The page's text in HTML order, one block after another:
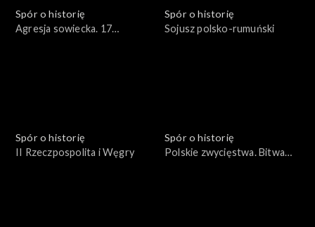
Spór o historię
Agresja sowiecka. 17
Spór o historię
Sojusz polsko-rumuński
Spór o historię
II Rzeczpospolita i Węgry
Spór o historię
Polskie zwycięstwa. Bitwa